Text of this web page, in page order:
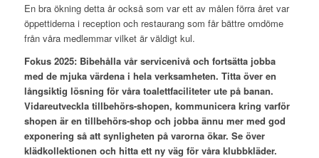
En bra ökning detta år också som var ett av målen förra året var
öppettiderna i reception och restaurang som får bättre omdöme
från våra medlemmar vilket är väldigt kul.
Fokus 2025: Bibehålla vår servicenivå och fortsätta jobba
med de mjuka värdena i hela verksamheten. Titta över en
långsiktig lösning för våra toalettfaciliteter ute på banan.
Vidareutveckla tillbehörs-shopen, kommunicera kring varför
shopen är en tillbehörs-shop och jobba ännu mer med god
exponering så att synligheten på varorna ökar. Se över
klädkollektionen och hitta ett ny väg för våra klubbkläder.